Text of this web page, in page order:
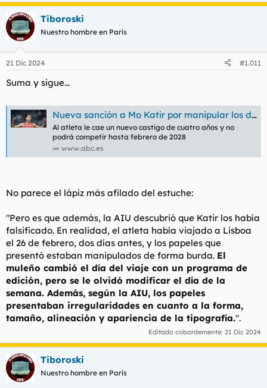
Tiboroski
Nuestro hombre en París
21 Dic 2024 #1.011
Suma y sigue...
Nueva sanción a Mo Katir por manipular los documentos de uno de sus intentos de localización fallidos
Al atleta le cae un nuevo castigo de cuatro años y no
podrá competir hasta febrero de 2028
www.abc.es
No parece el lápiz más afilado del estuche:
"Pero es que además, la AIU descubrió que Katir los había
falsificado. En realidad, el atleta había viajado a Lisboa
el 26 de febrero, dos días antes, y los papeles que
presentó estaban manipulados de forma burda. El
muleño cambió el día del viaje con un programa de
edición, pero se le olvidó modificar el día de la
semana. Además, según la AIU, los papeles
presentaban irregularidades en cuanto a la forma,
tamaño, alineación y apariencia de la tipografía.".
Editado cobardemente: 21 Dic 2024
Tiboroski
Nuestro hombre en París